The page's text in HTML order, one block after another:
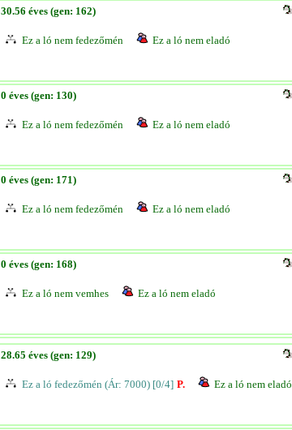
30.56 éves (gen: 162)
Ez a ló nem fedezőmén Ez a ló nem eladó
0 éves (gen: 130)
Ez a ló nem fedezőmén Ez a ló nem eladó
0 éves (gen: 171)
Ez a ló nem fedezőmén Ez a ló nem eladó
0 éves (gen: 168)
Ez a ló nem vemhes Ez a ló nem eladó
28.65 éves (gen: 129)
Ez a ló fedezőmén (Ár: 7000) [0/4] P. Ez a ló nem eladó